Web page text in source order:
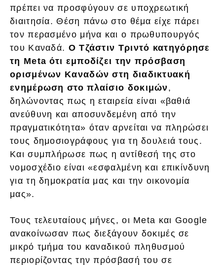
πρέπει να προσφύγουν σε υποχρεωτική
διαιτησία. Θέση πάνω στο θέμα είχε πάρει
τον περασμένο μήνα και ο πρωθυπουργός
του Καναδά. Ο Τζάστιν Τριντό κατηγόρησε
τη Meta ότι εμποδίζει την πρόσβαση
ορισμένων Καναδών στη διαδικτυακή
ενημέρωση στο πλαίσιο δοκιμών,
δηλώνοντας πως η εταιρεία είναι «βαθιά
ανεύθυνη και αποσυνδεμένη από την
πραγματικότητα» όταν αρνείται να πληρώσει
τους δημοσιογράφους για τη δουλειά τους.
Και συμπλήρωσε πως η αντίθεσή της στο
νομοσχέδιο είναι «εσφαλμένη και επικίνδυνη
για τη δημοκρατία μας και την οικονομία
μας».
Τους τελευταίους μήνες, οι Meta και Google
ανακοίνωσαν πως διεξάγουν δοκιμές σε
μικρό τμήμα του καναδικού πληθυσμού
περιορίζοντας την πρόσβασή του σε